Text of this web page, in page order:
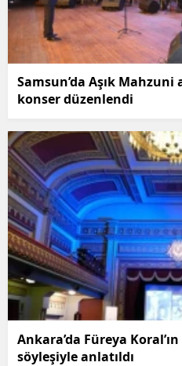
Samsun’da Aşık
konser düzenlendi
Ankara’da Füreya
söyleşiyle anlatıldı